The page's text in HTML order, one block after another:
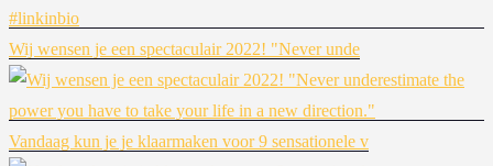
Wij wensen je een spectaculair 2022! "Never unde
Vandaag kun je je klaarmaken voor 9 sensationele v